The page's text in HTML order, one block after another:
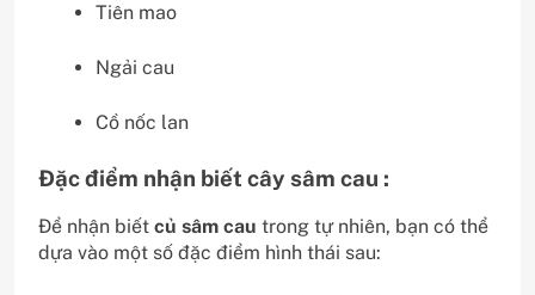
Tiên mao
Ngải cau
Cồ nốc lan
Đặc điểm nhận biết cây sâm cau :
Để nhận biết củ sâm cau trong tự nhiên, bạn có thể
dựa vào một số đặc điểm hình thái sau: